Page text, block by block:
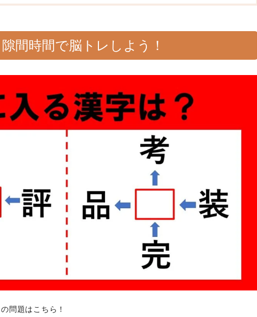
間時間で脳トレしよう！
問題はこちら！